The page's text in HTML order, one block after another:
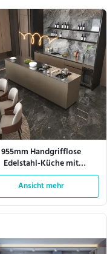
955mm Handgrifflose
Edelstahl-Küche mit
Induktionskern
Ansicht mehr